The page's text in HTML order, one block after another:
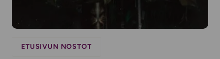
ETUSIVUN NOSTOT